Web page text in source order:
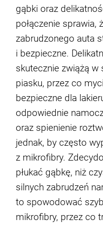
gąbki oraz
połączenie sprawia,
zabrudzonego auta
i bezpieczne.
skutecznie zwiążą w
piasku, przez co
bezpieczne dla
odpowiednie
oraz spienienie
jednak, by często
z mikrofibry.
płukać gąbkę, niż
silnych zabrudzeń
to spowodować
mikrofibry, przez co